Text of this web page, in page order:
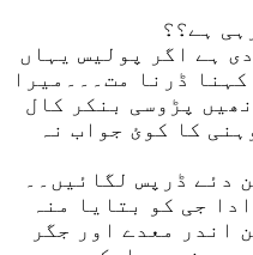
ہے؟؟
ہے اگر پولیس یہاں
ڈرنا مت۔۔۔میرا
پڑوسی بنکر کال
کا کوئ جواب نہ
دئے ڈرپس لگائیں۔۔
جی کو بتایا منہ
اندر معدے اور جگر